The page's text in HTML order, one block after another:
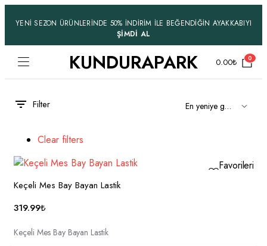
YENİ SEZON ÜRÜNLERİNDE 50% İNDİRİM İLE BEĞENDİĞİN AYAKKABIYI
ŞİMDİ AL
KUNDURAPARK 0.00₺ 0
Filter
Clear filters
Favorilerime
Keçeli Mes Bay Bayan Lastik
319.99₺
Keçeli Mes Bay Bayan Lastik